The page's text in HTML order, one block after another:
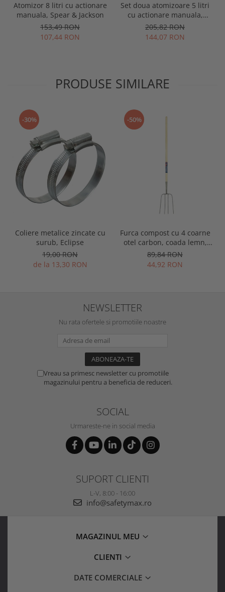
Atomizor 8 litri cu actionare
manuala, Spear & Jackson
153,49 RON
107,44 RON
Set doua atomizoare 5 litri
cu actionare manuala,
Spear & Jackson
205,82 RON
144,07 RON
PRODUSE SIMILARE
-30%
Coliere metalice zincate cu
surub, Eclipse
19,00 RON
de la 13,30 RON
-50%
Furca compost cu 4 coarne
otel carbon, coada lemn,
Spear & Jackson Neverbend
Professional
89,84 RON
44,92 RON
NEWSLETTER
Nu rata ofertele si promotiile noastre
Vreau sa primesc newsletter cu promotiile
magazinului pentru a beneficia de reduceri.
SOCIAL
Urmareste-ne in social media
SUPORT CLIENTI
L-V, 8:00 - 16:00
info@safetymax.ro
MAGAZINUL MEU
CLIENTI
DATE COMERCIALE